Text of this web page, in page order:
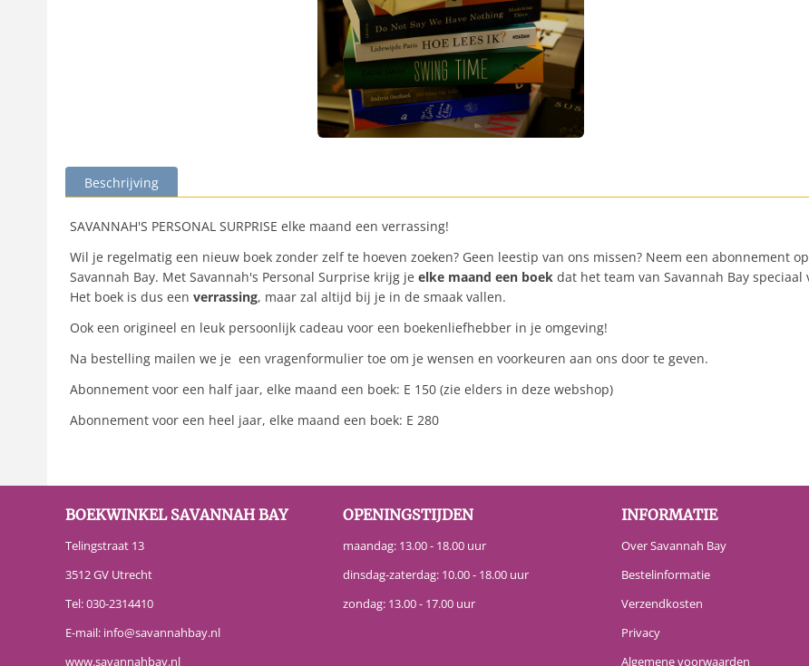
Beschrijving
SAVANNAH'S PERSONAL SURPRISE elke maand een verrassing!
Wil je regelmatig een nieuw boek zonder zelf te hoeven zoeken? Geen leestip van ons missen? Neem een abonnement
Savannah Bay. Met Savannah's Personal Surprise krijg je elke maand een boek dat het team van Savannah Bay
Het boek is dus een verrassing, maar zal altijd bij je in de smaak vallen.
Ook een origineel en leuk persoonlijk cadeau voor een boekenliefhebber in je omgeving!
Na bestelling mailen we je een vragenformulier toe om je wensen en voorkeuren aan ons door te geven.
Abonnement voor een half jaar, elke maand een boek: E 150 (zie elders in deze webshop)
Abonnement voor een heel jaar, elke maand een boek: E 280
BOEKWINKEL SAVANNAH BAY
Telingstraat 13
3512 GV Utrecht
Tel:030-2314410
E-mail: info@savannahbay.nl
www.savannahbay.nl
OPENINGSTIJDEN
maandag: 13.00 - 18.00 uur
dinsdag-zaterdag: 10.00 - 18.00 uur
zondag: 13.00 - 17.00 uur
INFORMATIE
Over Savannah Bay
Bestelinformatie
Verzendkosten
Privacy
Algemene voorwaarden